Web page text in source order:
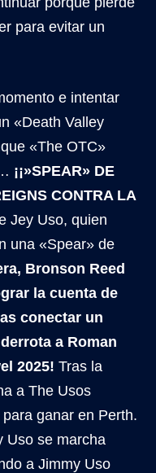
para evitar un
e intentar
«Death Valley
«The OTC»
¡¡»SPEAR» DE
CONTRA LA
Jey Uso, quien
una «Spear» de
Bronson Reed
la cuenta de
conectar un
a Roman
2025! Tras la
a The Usos
ganar en Perth.
Uso se marcha
a Jimmy Uso